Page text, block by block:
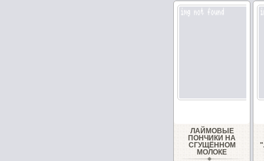
ЛАЙМОВЫЕ
ПОНЧИКИ НА
СГУЩЁННОМ
МОЛОКЕ